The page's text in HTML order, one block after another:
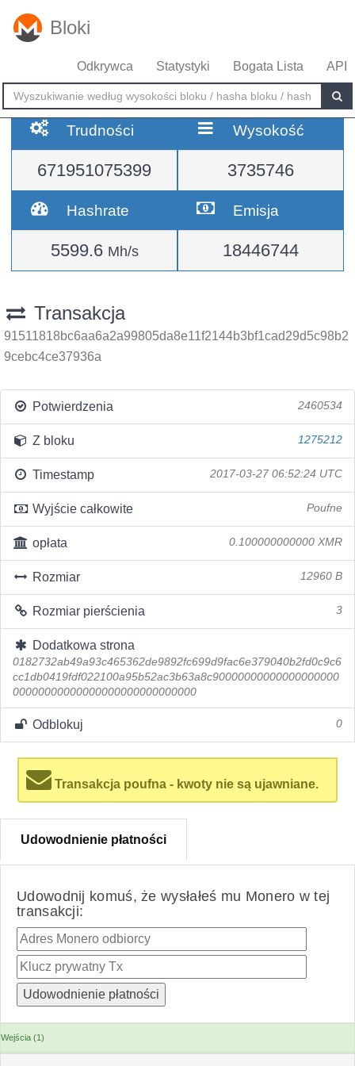
Bloki
Odkrywca Statystyki Bogata Lista API
Trudności
671951075399
Wysokość
3735746
Hashrate
5599.6 Mh/s
Emisja
18446744
Transakcja
91511818bc6aa6a2a99805da8e11f2144b3bf1cad29d5c98b2
9cebc4ce37936a
Potwierdzenia 2460534
Z bloku 1275212
Timestamp 2017-03-27 06:52:24 UTC
Wyjście całkowite Poufne
opłata 0.100000000000 XMR
Rozmiar 12960 B
Rozmiar pierścienia 3
Dodatkowa strona
0182732ab49a93c465362de9892fc699d9fac6e379040b2fd0c9c6
cc1db0419fdf022100a95b52ac3b63a8c90000000000000000000
00000000000000000000000000000
Odblokuj 0
Transakcja poufna - kwoty nie są ujawniane.
Udowodnienie płatności
Udowodnij komuś, że wysłałeś mu Monero w tej
transakcji:
Wejścia (1)